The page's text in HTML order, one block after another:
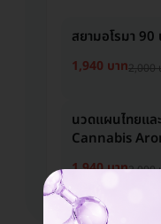
สยามอโรมา
1,940 บาท2,000
นวดแผนไทยแล
Cannabis
1,940 บาท2,000